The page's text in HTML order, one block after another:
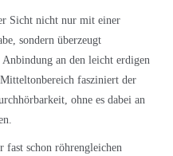
Sicht nicht nur mit einer
sondern überzeugt
an den leicht erdigen
fasziniert der
ohne es dabei an
schon röhrengleichen